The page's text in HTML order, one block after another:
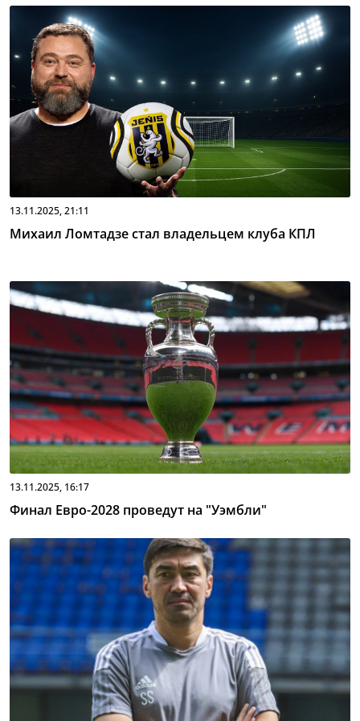
13.11.2025, 21:11
Михаил Ломтадзе стал владельцем клуба КПЛ
13.11.2025, 16:17
Финал Евро-2028 проведут на "Уэмбли"